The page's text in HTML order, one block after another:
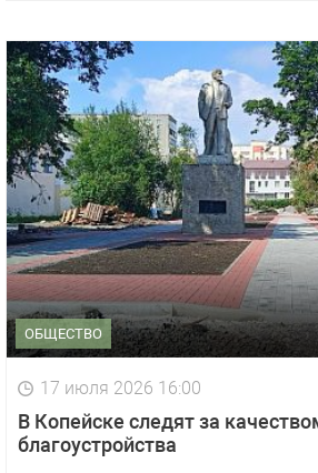
ОБЩЕСТВО
17 июля 2026 16:00
В Копейске следят за
благоустройства